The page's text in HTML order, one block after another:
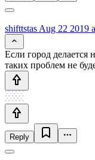
shifttstas Aug 22 2019
Если город
таких проблем не
Reply